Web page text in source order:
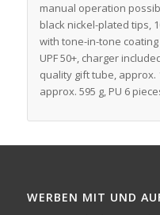
manual operation
black nickel-plated tips,
with tone-in-tone
UPF 50+, charger
quality gift tube, approx.
approx. 595 g, PU 6
WERBEN MIT UND